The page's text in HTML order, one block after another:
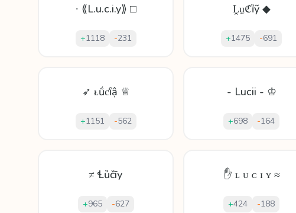
∙ ⟪L.u.c.i.y⟫ □
+1118 -231
Ḽṳℭȉỹ ◆
+1475 -691
➶ ᴌṹƈȋậ ♕
+1151 -562
- Lucii - ♔
+698 -164
≠ Ɬȕčīу
+965 -627
✋ ʟ ᴜ ᴄ ɪ ʏ ≈
+424 -188